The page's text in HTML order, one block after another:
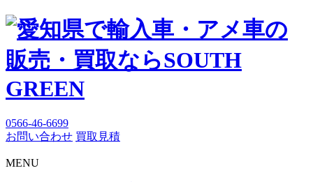
0566-46-6699
お問い合わせ 買取見積
MENU